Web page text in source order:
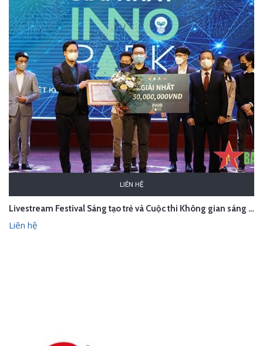
LIÊN HỆ
Livestream Festival Sáng tạo trẻ và Cuộc thi Không gian sáng tạo Innopark 2021
Liên hệ